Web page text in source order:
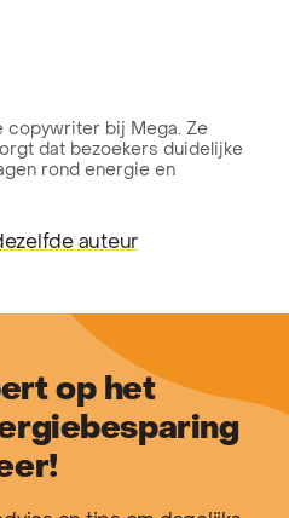
copywriter bij Mega. Ze
dat bezoekers duidelijke
rond energie en
auteur
op het